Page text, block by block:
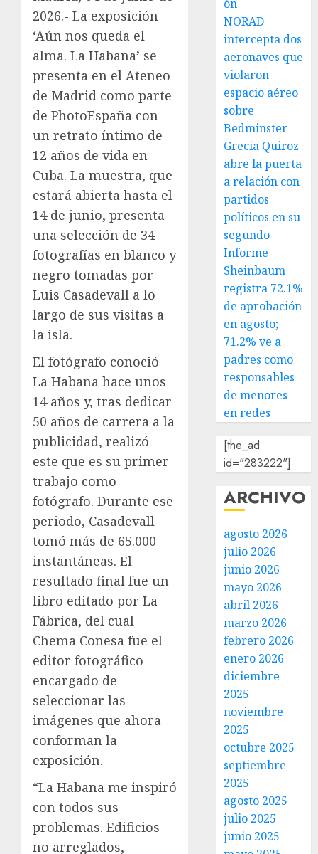
2026.- La exposición
‘Aún nos queda el
alma. La Habana’ se
presenta en el Ateneo
de Madrid como parte
de PhotoEspaña con
un retrato íntimo de
12 años de vida en
Cuba. La muestra, que
estará abierta hasta el
14 de junio, presenta
una selección de 34
fotografías en blanco y
negro tomadas por
Luis Casadevall a lo
largo de sus visitas a
la isla.
El fotógrafo conoció
La Habana hace unos
14 años y, tras dedicar
50 años de carrera a la
publicidad, realizó
este que es su primer
trabajo como
fotógrafo. Durante ese
periodo, Casadevall
tomó más de 65.000
instantáneas. El
resultado final fue un
libro editado por La
Fábrica, del cual
Chema Conesa fue el
editor fotográfico
encargado de
seleccionar las
imágenes que ahora
conforman la
exposición.
“La Habana me inspiró
con todos sus
problemas. Edificios
no arreglados,
ón
NORAD
intercepta dos
aeronaves que
violaron
espacio aéreo
sobre
Bedminster
Grecia Quiroz
abre la puerta
a relación con
partidos
políticos en su
segundo
Informe
Sheinbaum
registra 72.1%
de aprobación
en agosto;
71.2% ve a
padres como
responsables
de menores
en redes
[the_ad
id="283222"]
ARCHIVO
agosto 2026
julio 2026
junio 2026
mayo 2026
abril 2026
marzo 2026
febrero 2026
enero 2026
diciembre
2025
noviembre
2025
octubre 2025
septiembre
2025
agosto 2025
julio 2025
junio 2025